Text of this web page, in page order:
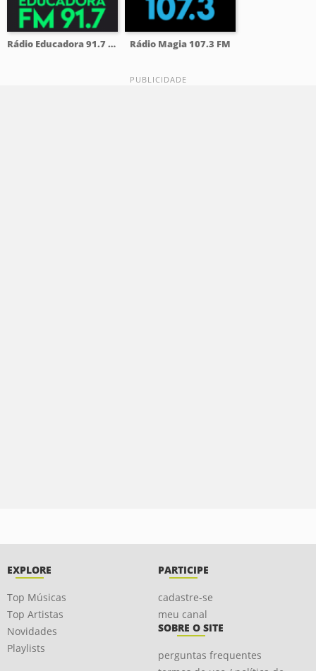
Rádio Educadora 91.7 FM Rádio Magia 107.3 FM
EXPLORE
Top Músicas
Top Artistas
Novidades
Playlists
PARTICIPE
cadastre-se
meu canal
SOBRE O SITE
perguntas frequentes